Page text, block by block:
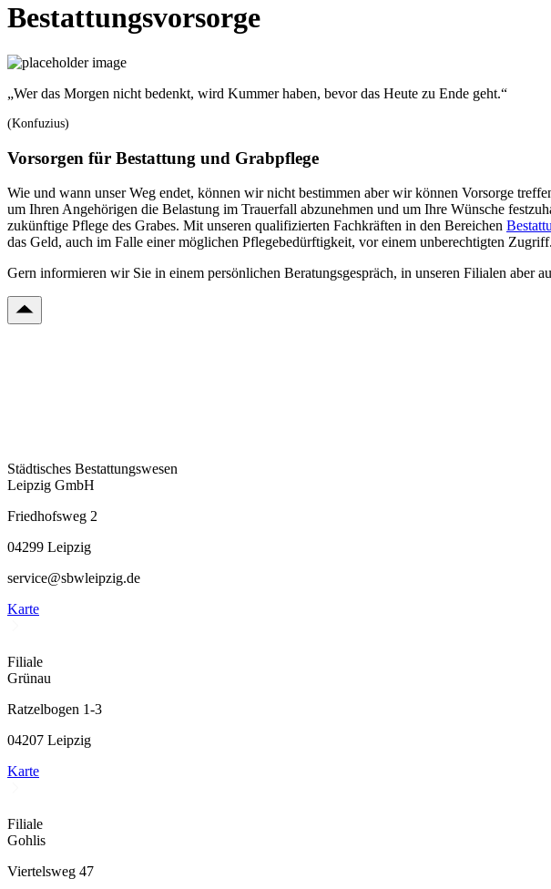
Bestattungsvorsorge
„Wer das Morgen nicht bedenkt, wird Kummer haben, bevor das Heute zu Ende geht.“
(Konfuzius)
Vorsorgen für Bestattung und Grabpflege
Wie und wann unser Weg endet, können wir nicht bestimmen aber wir können Vorsorge
um Ihren Angehörigen die Belastung im Trauerfall abzunehmen und um Ihre Wünsche
zukünftige Pflege des Grabes. Mit unseren qualifizierten Fachkräften in den Bereichen
das Geld, auch im Falle einer möglichen Pflegebedürftigkeit, vor einem unberechtigten Zugriff.
Gern informieren wir Sie in einem persönlichen Beratungsgespräch, in unseren Filialen aber
Städtisches Bestattungswesen
Leipzig GmbH
Friedhofsweg 2
04299 Leipzig
service@sbwleipzig.de
Karte
Filiale
Grünau
Ratzelbogen 1-3
04207 Leipzig
Karte
Filiale
Gohlis
Viertelsweg 47